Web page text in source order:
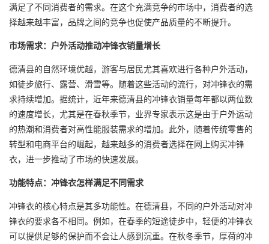
满足了不同消费者的需求。在这个充满竞争的市场中，消费者的选
择越来越丰富，品牌之间的竞争也促使产品质量的不断提升。
市场需求：户外活动推动冲锋衣销量增长
德清县的自然环境优越，游客与居民尤其喜欢进行各种户外活动，
如徒步旅行、露营、滑雪等。随着这些活动的流行，对冲锋衣的需
求持续增加。据统计，近年来德清县的冲锋衣销量每年都以两位数
的速度增长，尤其是在春秋季节，业界专家表示这是由于户外运动
的热潮和消费者对高性能服装需求的增加。此外，随着传统零售的
转型和电商平台的崛起，越来越多的消费者选择在网上购买冲锋
衣，进一步推动了市场的快速发展。
功能特点：冲锋衣怎样满足不同需求
冲锋衣的核心特点是其多功能性。在德清县，不同的户外活动对冲
锋衣的要求各不相同。例如，在春季的短途徒步中，轻便的冲锋衣
可以提供足够的保护而不会让人感到沉重。在秋冬季节，厚荷的冲